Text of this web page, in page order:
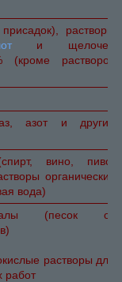
растворы
и щелочей
растворов
азот и другие
вино, пиво,
органических
вода)
(песок от
растворы для
работ